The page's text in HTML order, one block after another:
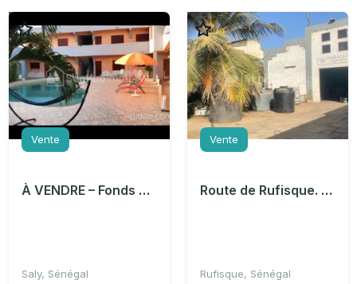
Vente
À VENDRE – Fonds de commerce d'une charmante auberge entièrement équipée à Saly
Saly, Sénégal
Vente
Route de Rufisque. Zone industrielle Vente d’un terrain de 1680 m2 Titre foncier
Rufisque, Sénégal